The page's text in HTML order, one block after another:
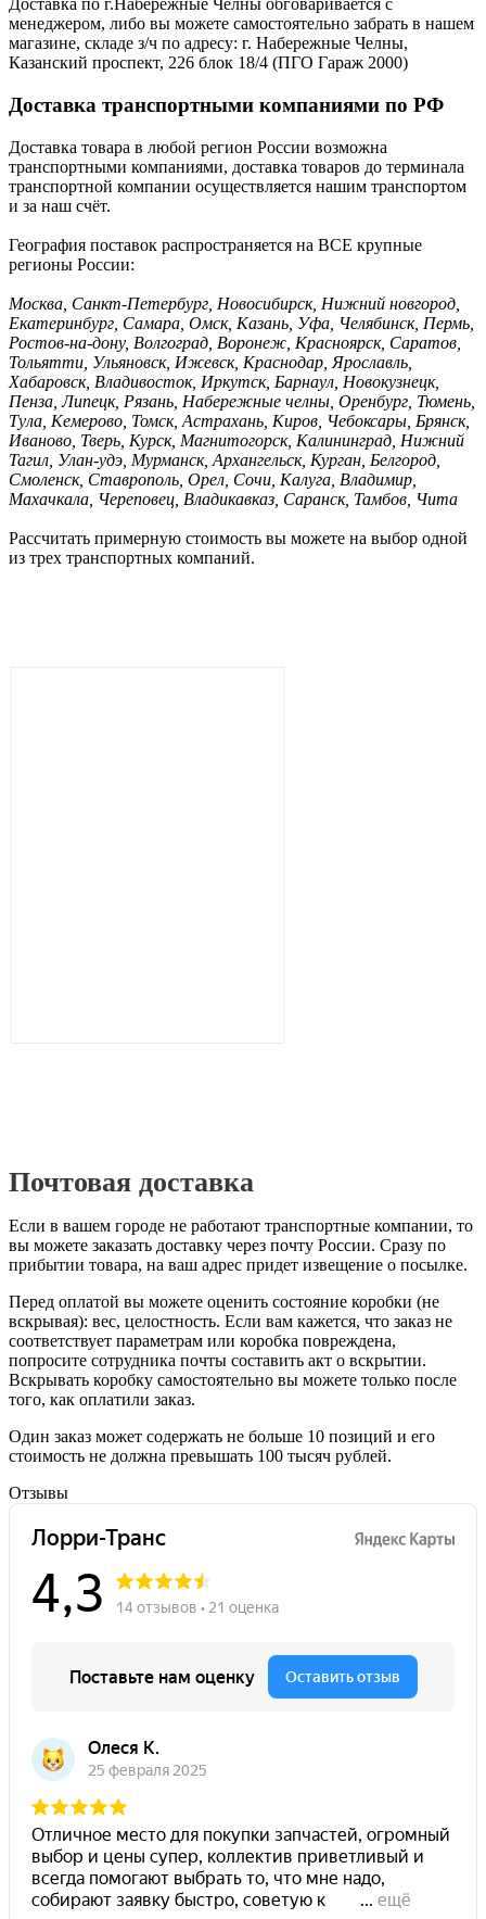
Доставка по г.Набережные Челны обговаривается с
менеджером, либо вы можете самостоятельно забрать в нашем
магазине, складе з/ч по адресу: г. Набережные Челны,
Казанский проспект, 226 блок 18/4 (ПГО Гараж 2000)
Доставка транспортными компаниями по РФ
Доставка товара в любой регион России возможна
транспортными компаниями, доставка товаров до терминала
транспортной компании осуществляется нашим транспортом
и за наш счёт.
География поставок распространяется на ВСЕ крупные
регионы России:
Москва, Санкт-Петербург, Новосибирск, Нижний новгород,
Екатеринбург, Самара, Омск, Казань, Уфа, Челябинск, Пермь,
Ростов-на-дону, Волгоград, Воронеж, Красноярск, Саратов,
Тольятти, Ульяновск, Ижевск, Краснодар, Ярославль,
Хабаровск, Владивосток, Иркутск, Барнаул, Новокузнецк,
Пенза, Липецк, Рязань, Набережные челны, Оренбург, Тюмень,
Тула, Кемерово, Томск, Астрахань, Киров, Чебоксары, Брянск,
Иваново, Тверь, Курск, Магнитогорск, Калининград, Нижний
Тагил, Улан-удэ, Мурманск, Архангельск, Курган, Белгород,
Смоленск, Ставрополь, Орел, Сочи, Калуга, Владимир,
Махачкала, Череповец, Владикавказ, Саранск, Тамбов, Чита
Рассчитать примерную стоимость вы можете на выбор одной
из трех транспортных компаний.
Почтовая доставка
Если в вашем городе не работают транспортные компании, то
вы можете заказать доставку через почту России. Сразу по
прибытии товара, на ваш адрес придет извещение о посылке.
Перед оплатой вы можете оценить состояние коробки (не
вскрывая): вес, целостность. Если вам кажется, что заказ не
соответствует параметрам или коробка повреждена,
попросите сотрудника почты составить акт о вскрытии.
Вскрывать коробку самостоятельно вы можете только после
того, как оплатили заказ.
Один заказ может содержать не больше 10 позиций и его
стоимость не должна превышать 100 тысяч рублей.
Отзывы